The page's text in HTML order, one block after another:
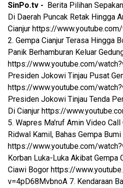
SinPo.tv -
Berita Pilihan
Di Daerah Puncak Retak Hingga
Cianjur https://
2. Gempa Cianjur Terasa Hingga
Panik Berhamburan Keluar
https://www.youtube.com/
Presiden Jokowi Tinjau Pusat
https://www.youtube.com/
Presiden Jokowi Tinjau Tenda
Di Cianjur https://
5. Wapres Ma'ruf Amin Video Call
Ridwal Kamil, Bahas Gempa Bumi
https://www.youtube.com/
Korban Luka-Luka Akibat Gempa
Ciawi Bogor https://
v=4pD68MvbnoA 7. Kendaraan